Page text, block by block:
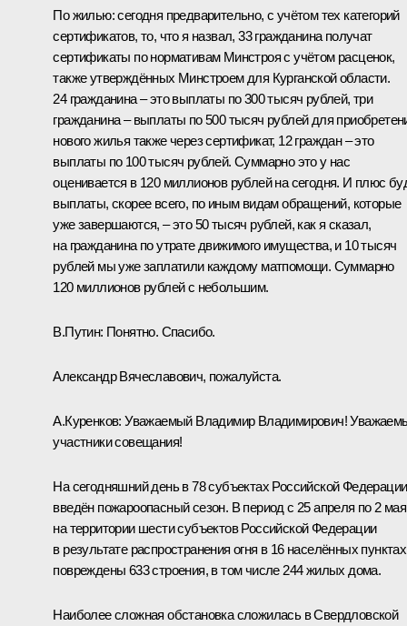
По жилью: сегодня предварительно, с учётом тех категорий
сертификатов, то, что я назвал, 33 гражданина получат
сертификаты по нормативам Минстроя с учётом расценок,
также утверждённых Минстроем для Курганской области.
24 гражданина ‒ это выплаты по 300 тысяч рублей, три
гражданина ‒ выплаты по 500 тысяч рублей для
нового жилья также через сертификат, 12 граждан ‒ это
выплаты по 100 тысяч рублей. Суммарно это у нас
оценивается в 120 миллионов рублей на сегодня. И плюс
выплаты, скорее всего, по иным видам обращений, которые
уже завершаются, ‒ это 50 тысяч рублей, как я сказал,
на гражданина по утрате движимого имущества, и 10 тысяч
рублей мы уже заплатили каждому матпомощи. Суммарно
120 миллионов рублей с небольшим.
В.Путин: Понятно. Спасибо.
Александр Вячеславович, пожалуйста.
А.Куренков: Уважаемый Владимир Владимирович!
участники совещания!
На сегодняшний день в 78 субъектах Российской Федерации
введён пожароопасный сезон. В период с 25 апреля по 2 мая
на территории шести субъектов Российской Федерации
в результате распространения огня в 16 населённых пунктах
повреждены 633 строения, в том числе 244 жилых дома.
Наиболее сложная обстановка сложилась в Свердловской